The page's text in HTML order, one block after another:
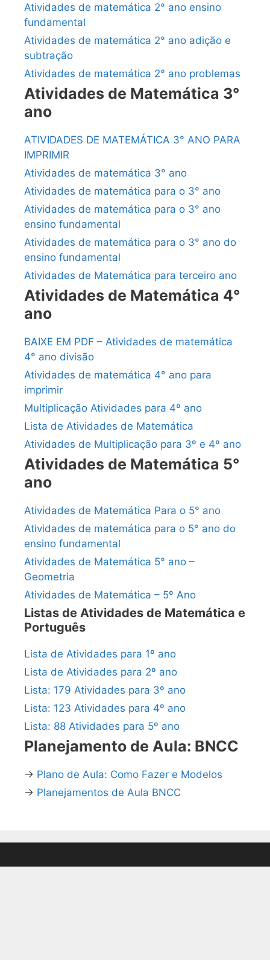
Atividades de matemática 2° ano ensino
fundamental
Atividades de matemática 2° ano adição e
subtração
Atividades de matemática 2° ano problemas
Atividades de Matemática 3°
ano
ATIVIDADES DE MATEMÁTICA 3° ANO PARA
IMPRIMIR
Atividades de matemática 3° ano
Atividades de matemática para o 3° ano
Atividades de matemática para o 3° ano
ensino fundamental
Atividades de matemática para o 3° ano do
ensino fundamental
Atividades de Matemática para terceiro ano
Atividades de Matemática 4°
ano
BAIXE EM PDF – Atividades de matemática
4° ano divisão
Atividades de matemática 4° ano para
imprimir
Multiplicação Atividades para 4º ano
Lista de Atividades de Matemática
Atividades de Multiplicação para 3º e 4º ano
Atividades de Matemática 5°
ano
Atividades de Matemática Para o 5° ano
Atividades de matemática para o 5° ano do
ensino fundamental
Atividades de Matemática 5° ano –
Geometria
Atividades de Matemática – 5º Ano
Listas de Atividades de Matemática e
Português
Lista de Atividades para 1º ano
Lista de Atividades para 2º ano
Lista: 179 Atividades para 3º ano
Lista: 123 Atividades para 4º ano
Lista: 88 Atividades para 5º ano
Planejamento de Aula: BNCC
→ Plano de Aula: Como Fazer e Modelos
→ Planejamentos de Aula BNCC